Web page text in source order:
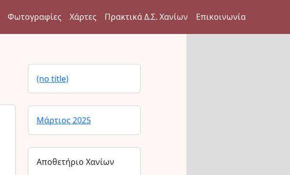
Φωτογραφίες Χάρτες Πρακτικά Δ.Σ. Χανίων Επικοινωνία
(no title)
Μάρτιος 2025
Αποθετήριο Χανίων